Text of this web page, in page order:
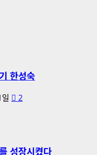
한성숙
2
성장시켰다